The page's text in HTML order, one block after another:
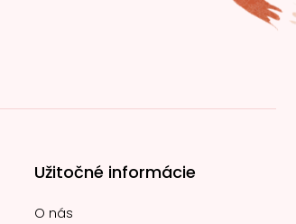
Užitočné informácie
O nás